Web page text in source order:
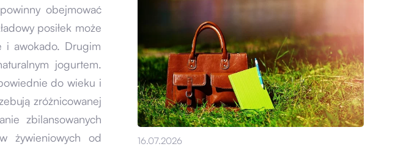
obejmować
posiłek może
i awokado. Drugim
jogurtem.
do wieku i
zróżnicowanej
zbilansowanych
żywieniowych od
16.07.2026